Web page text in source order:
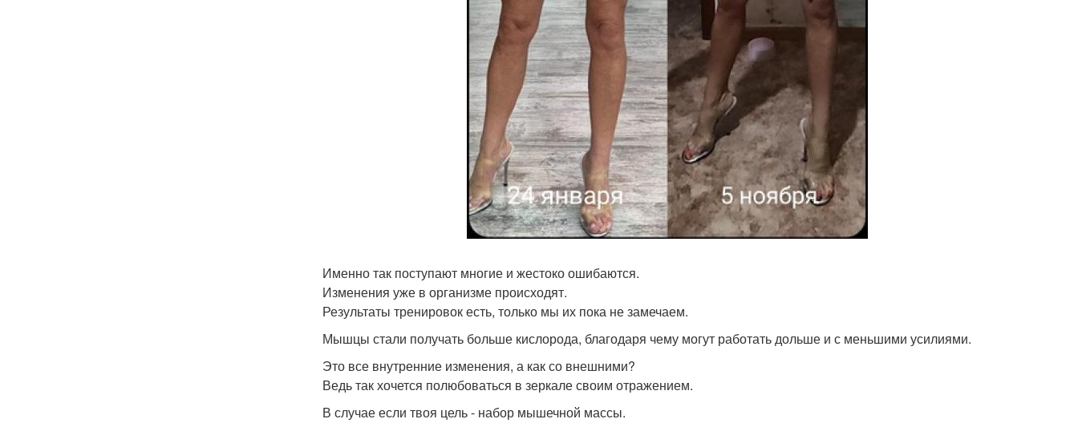
Именно так поступают многие и жестоко ошибаются.
Изменения уже в организме происходят.
Результаты тренировок есть, только мы их пока не замечаем.
Мышцы стали получать больше кислорода, благодаря чему могут работать дольше и с меньшими усилиями.
Это все внутренние изменения, а как со внешними?
Ведь так хочется полюбоваться в зеркале своим отражением.
В случае если твоя цель - набор мышечной массы.